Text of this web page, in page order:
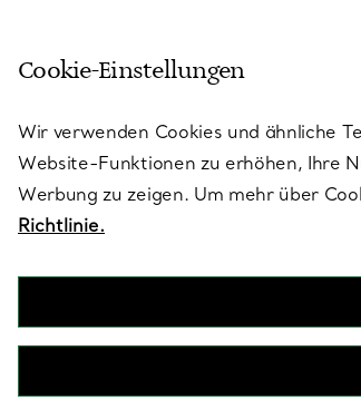
Cookie-Einstellungen
Wir verwenden Cookies und ähnliche
Website-Funktionen zu erhöhen, Ihre
Werbung zu zeigen. Um mehr über
Richtlinie.